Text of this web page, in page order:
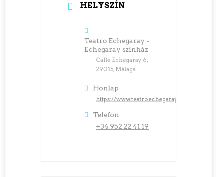
HELYSZÍN
Teatro Echegaray -
Echegaray színház
Calle Echegaray 6,
29015, Málaga
Honlap
https://www.teatroechegaray.com/
Telefon
+34 952 22 41 19